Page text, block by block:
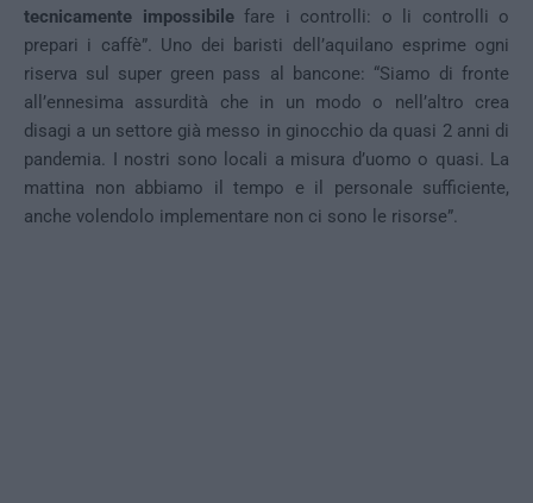
tecnicamente impossibilefare i controlli: o li controlli o
prepari i caffè”. Uno dei baristi dell’aquilano esprime ogni
riserva sul super green pass al bancone: “Siamo di fronte
all’ennesima assurdità che in un modo o nell’altro crea
disagi a un settore già messo in ginocchio da quasi 2 anni di
pandemia. I nostri sono locali a misura d’uomo o quasi. La
mattina non abbiamo il tempo e il personale sufficiente,
anche volendolo implementare non ci sono le risorse”.